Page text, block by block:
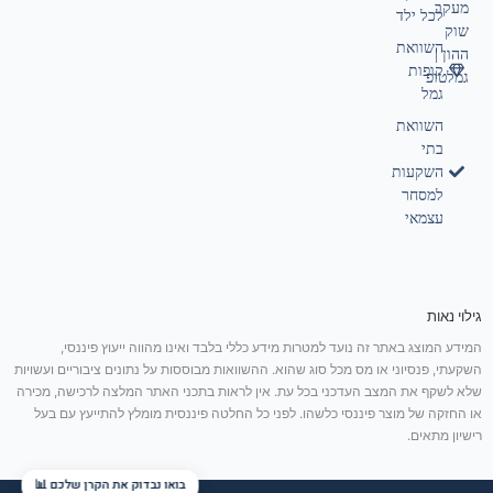
לכל ילד
השוואת
קופות
גמל
השוואת
בתי
השקעות
למסחר
עצמאי
מעקב
שוק
ההון |
גמלטופ
גילוי נאות
המידע המוצג באתר זה נועד למטרות מידע כללי בלבד ואינו מהווה ייעוץ פיננסי,
השקעתי, פנסיוני או מס מכל סוג שהוא. ההשוואות מבוססות על נתונים ציבוריים ועשויות
שלא לשקף את המצב העדכני בכל עת. אין לראות בתכני האתר המלצה לרכישה, מכירה
או החזקה של מוצר פיננסי כלשהו. לפני כל החלטה פיננסית מומלץ להתייעץ עם בעל
רישיון מתאים.
בואו נבדוק את הקרן שלכם 📊